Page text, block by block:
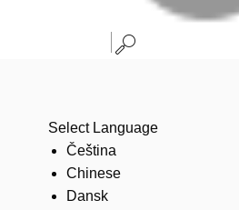
Select Language
Čeština
Chinese
Dansk